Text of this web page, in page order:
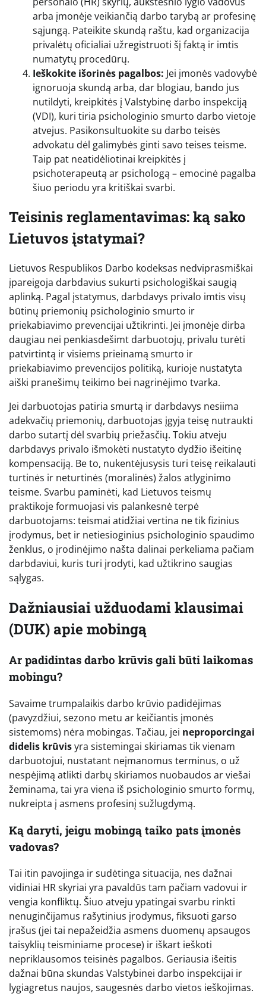
arba įmonėje veikiančią darbo tarybą ar profesinę
sąjungą. Pateikite skundą raštu, kad organizacija
privalėtų oficialiai užregistruoti šį faktą ir imtis
numatytų procedūrų.
Ieškokite išorinės pagalbos: Jei įmonės vadovybė
ignoruoja skundą arba, dar blogiau, bando jus
nutildyti, kreipkitės į Valstybinę darbo inspekciją
(VDI), kuri tiria psichologinio smurto darbo vietoje
atvejus. Pasikonsultuokite su darbo teisės
advokatu dėl galimybės ginti savo teises teisme.
Taip pat neatidėliotinai kreipkitės į
psichoterapeutą ar psichologą – emocinė pagalba
šiuo periodu yra kritiškai svarbi.
Teisinis reglamentavimas: ką sako
Lietuvos įstatymai?
Lietuvos Respublikos Darbo kodeksas nedviprasmiškai
įpareigoja darbdavius sukurti psichologiškai saugią
aplinką. Pagal įstatymus, darbdavys privalo imtis visų
būtinų priemonių psichologinio smurto ir
priekabiavimo prevencijai užtikrinti. Jei įmonėje dirba
daugiau nei penkiasdešimt darbuotojų, privalu turėti
patvirtintą ir visiems prieinamą smurto ir
priekabiavimo prevencijos politiką, kurioje nustatyta
aiški pranešimų teikimo bei nagrinėjimo tvarka.
Jei darbuotojas patiria smurtą ir darbdavys nesiima
adekvačių priemonių, darbuotojas įgyja teisę nutraukti
darbo sutartį dėl svarbių priežasčių. Tokiu atveju
darbdavys privalo išmokėti nustatyto dydžio išeitinę
kompensaciją. Be to, nukentėjusysis turi teisę reikalauti
turtinės ir neturtinės (moralinės) žalos atlyginimo
teisme. Svarbu paminėti, kad Lietuvos teismų
praktikoje formuojasi vis palankesnė terpė
darbuotojams: teismai atidžiai vertina ne tik fizinius
įrodymus, bet ir netiesioginius psichologinio spaudimo
ženklus, o įrodinėjimo našta dalinai perkeliama pačiam
darbdaviui, kuris turi įrodyti, kad užtikrino saugias
sąlygas.
Dažniausiai užduodami klausimai
(DUK) apie mobingą
Ar padidintas darbo krūvis gali būti laikomas
mobingu?
Savaime trumpalaikis darbo krūvio padidėjimas
(pavyzdžiui, sezono metu ar keičiantis įmonės
sistemoms) nėra mobingas. Tačiau, jei neproporcingai
didelis krūvisyra sistemingai skiriamas tik vienam
darbuotojui, nustatant neįmanomus terminus, o už
nespėjimą atlikti darbų skiriamos nuobaudos ar viešai
žeminama, tai yra viena iš psichologinio smurto formų,
nukreipta į asmens profesinį sužlugdymą.
Ką daryti, jeigu mobingą taiko pats įmonės
vadovas?
Tai itin pavojinga ir sudėtinga situacija, nes dažnai
vidiniai HR skyriai yra pavaldūs tam pačiam vadovui ir
vengia konfliktų. Šiuo atveju ypatingai svarbu rinkti
nenuginčijamus rašytinius įrodymus, fiksuoti garso
įrašus (jei tai nepažeidžia asmens duomenų apsaugos
taisyklių teisminiame procese) ir iškart ieškoti
nepriklausomos teisinės pagalbos. Geriausia išeitis
dažnai būna skundas Valstybinei darbo inspekcijai ir
lygiagretus naujos, saugesnės darbo vietos ieškojimas.